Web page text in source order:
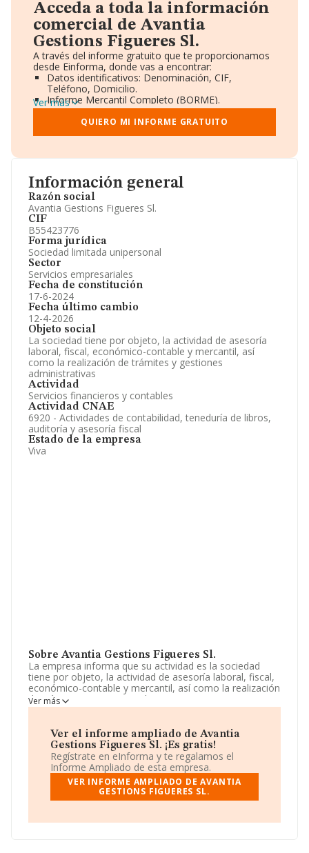
Información general
Razón social
Avantia Gestions Figueres Sl.
CIF
B55423776
Forma jurídica
Sociedad limitada unipersonal
Sector
Servicios empresariales
Fecha de constitución
17-6-2024
Fecha último cambio
12-4-2026
Objeto social
La sociedad tiene por objeto, la actividad de asesoría
laboral, fiscal, económico-contable y mercantil, así
como la realización de trámites y gestiones
administrativas
Actividad
Servicios financieros y contables
Actividad CNAE
6920 - Actividades de contabilidad, teneduría de libros,
auditoría y asesoría fiscal
Estado de la empresa
Viva
Sobre Avantia Gestions Figueres Sl.
La empresa informa que su actividad es la sociedad
tiene por objeto, la actividad de asesoría laboral, fiscal,
económico-contable y mercantil, así como la realización
de trámites y gestiones administrativas. La empresa
aparece inscrita en el Registro Mercantil como Sociedad
a 'Actividades de contabilidad, teneduría de libros,
auditoría y asesoría fiscal', cuyo Código es 6920. La
empresa no tiene actividad en mercados exteriores.
Para saber más puedes acceder a su página web en
este enlacewww.avantiagestion.net.
B55423776, tiene su domicilio social establecido en
Ver más
Ver el informe ampliado de Avantia
Gestions Figueres Sl. ¡Es gratis!
Regístrate en eInforma y te regalamos el
Informe Ampliado de esta empresa.
VER INFORME AMPLIADO DE AVANTIA
GESTIONS FIGUERES SL.
Acceda a toda la información
comercial de Avantia
Gestions Figueres Sl.
A través del informe gratuito que te proporcionamos
desde Einforma, donde vas a encontrar:
Datos identificativos: Denominación, CIF,
Teléfono, Domicilio.
Informe Mercantil Completo (BORME).
Gráficos de Evolución Ventas y Empleados.
Consejo de Administración y Administradores.
Directivos y Ejecutivos.
Información oficial y registral complementaria.
Ver más
QUIERO MI INFORME GRATUITO